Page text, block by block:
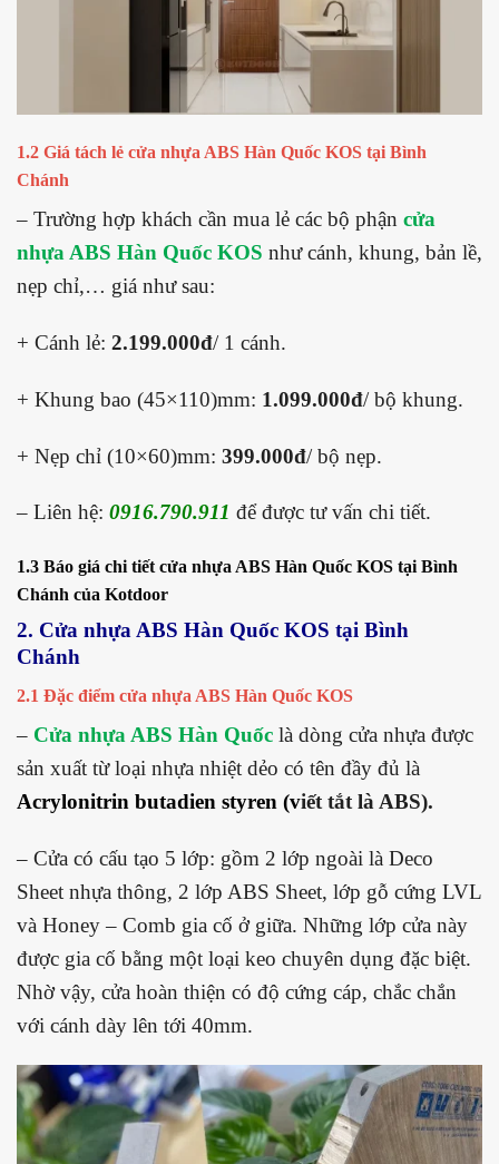
1.2 Giá tách lẻ cửa nhựa ABS Hàn Quốc KOS tại Bình
Chánh
– Trường hợp khách cần mua lẻ các bộ phận cửa
nhựa ABS Hàn Quốc KOS như cánh, khung, bản lề,
nẹp chỉ,… giá như sau:
+ Cánh lẻ: 2.199.000đ/ 1 cánh.
+ Khung bao (45×110)mm: 1.099.000đ/ bộ khung.
+ Nẹp chỉ (10×60)mm: 399.000đ/ bộ nẹp.
– Liên hệ: 0916.790.911 để được tư vấn chi tiết.
1.3 Báo giá chi tiết cửa nhựa ABS Hàn Quốc KOS tại Bình
Chánh của Kotdoor
2. Cửa nhựa ABS Hàn Quốc KOS tại Bình
Chánh
2.1 Đặc điểm cửa nhựa ABS Hàn Quốc KOS
– Cửa nhựa ABS Hàn Quốc là dòng cửa nhựa được
sản xuất từ loại nhựa nhiệt dẻo có tên đầy đủ là
Acrylonitrin butadien styren (viết tắt là ABS).
– Cửa có cấu tạo 5 lớp: gồm 2 lớp ngoài là Deco
Sheet nhựa thông, 2 lớp ABS Sheet, lớp gỗ cứng LVL
và Honey – Comb gia cố ở giữa. Những lớp cửa này
được gia cố bằng một loại keo chuyên dụng đặc biệt.
Nhờ vậy, cửa hoàn thiện có độ cứng cáp, chắc chắn
với cánh dày lên tới 40mm.